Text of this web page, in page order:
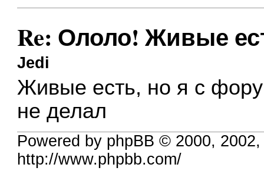
Re: Ололо! Живые
Jedi
Живые есть, но я с
не делал
Powered by phpBB © 2000,
http://www.phpbb.com/